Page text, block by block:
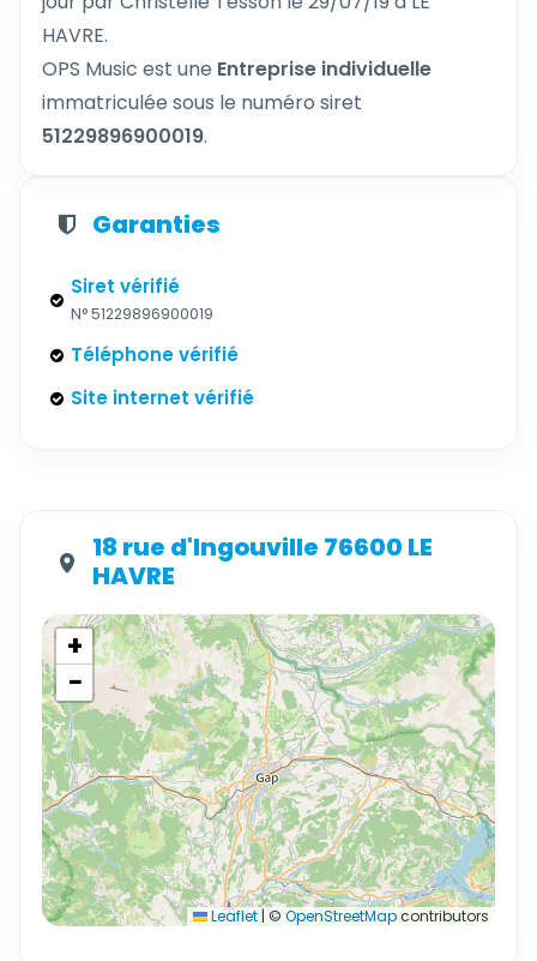
HAVRE.
OPS Music est une Entreprise individuelle
immatriculée sous le numéro siret
51229896900019.
Garanties
Siret vérifié
N° 51229896900019
Téléphone vérifié
Site internet vérifié
18 rue d'Ingouville 76600 LE
HAVRE
+
−
Leaflet | © OpenStreetMapcontributors